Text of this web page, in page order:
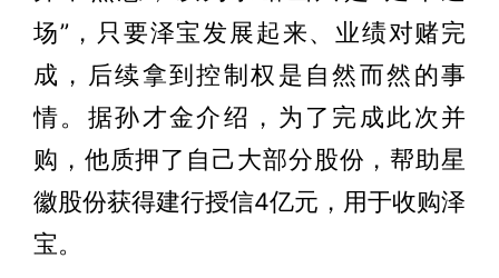
场”，只要泽宝发展起来、业绩对赌完
成，后续拿到控制权是自然而然的事
情。据孙才金介绍，为了完成此次并
购，他质押了自己大部分股份，帮助星
徽股份获得建行授信4亿元，用于收购泽
宝。